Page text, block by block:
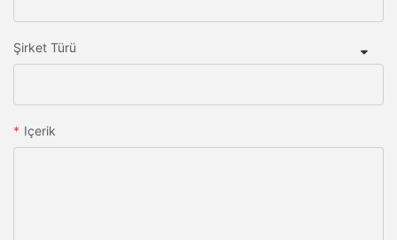
Şirket Türü
Içerik